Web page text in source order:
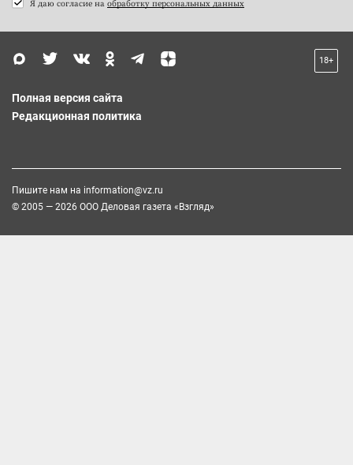
Я даю согласие на обработку персональных данных
18+
Полная версия сайта
Редакционная политика
Пишите нам на information@vz.ru
© 2005 — 2026 ООО Деловая газета «Взгляд»